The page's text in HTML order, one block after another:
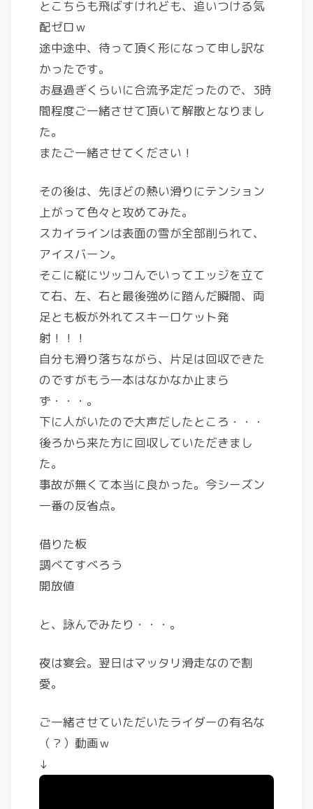
とこちらも飛ばすけれども、追いつける気
配ゼロｗ
途中途中、待って頂く形になって申し訳な
かったです。
お昼過ぎくらいに合流予定だったので、3時
間程度ご一緒させて頂いて解散となりまし
た。
またご一緒させてください！
その後は、先ほどの熱い滑りにテンション
上がって色々と攻めてみた。
スカイラインは表面の雪が全部削られて、
アイスバーン。
そこに縦にツッコんでいってエッジを立て
て右、左、右と最後強めに踏んだ瞬間、両
足とも板が外れてスキーロケット発
射！！！
自分も滑り落ちながら、片足は回収できた
のですがもう一本はなかなか止まら
ず・・・。
下に人がいたので大声だしたところ・・・
後ろから来た方に回収していただきまし
た。
事故が無くて本当に良かった。今シーズン
一番の反省点。
借りた板
調べてすべろう
開放値
と、詠んでみたり・・・。
夜は宴会。翌日はマッタリ滑走なので割
愛。
ご一緒させていただいたライダーの有名な
（？）動画ｗ
↓